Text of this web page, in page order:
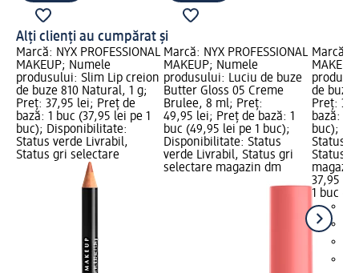
Alți clienți au cumpărat și
Marcă: NYX PROFESSIONAL
MAKEUP; Numele
produsului: Slim Lip creion
de buze 810 Natural, 1 g;
Preț: 37,95 lei; Preț de
bază: 1 buc (37,95 lei pe 1
buc); Disponibilitate:
Status verde Livrabil,
Status gri selectare
Marcă: NYX PROFESSIONAL
MAKEUP; Numele
produsului: Luciu de buze
Butter Gloss 05 Creme
Brulee, 8 ml; Preț:
49,95 lei; Preț de bază: 1
buc (49,95 lei pe 1 buc);
Disponibilitate: Status
verde Livrabil, Status gri
selectare magazin dm
Marcă:
de buze
Preț:
bază: 1
buc);
Status
Status
37,95 lei
1 buc